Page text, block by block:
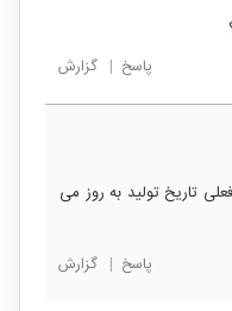
پاسخ | گزارش
تاریخ تولید به روز می
پاسخ | گزارش